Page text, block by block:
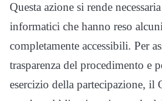
Questa azione si rende
informatici che hanno reso
completamente accessibili. Per
trasparenza del procedimento e
esercizio della partecipazione, il